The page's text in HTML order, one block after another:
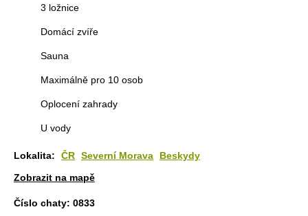
3 ložnice
Domácí zvíře
Sauna
Maximálně pro 10 osob
Oplocení zahrady
U vody
Lokalita: ČR Severní Morava
Beskydy
Zobrazit na mapě
Číslo chaty: 0833